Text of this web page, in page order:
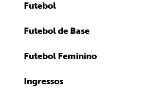
Futebol
Futebol de Base
Futebol Feminino
Ingressos